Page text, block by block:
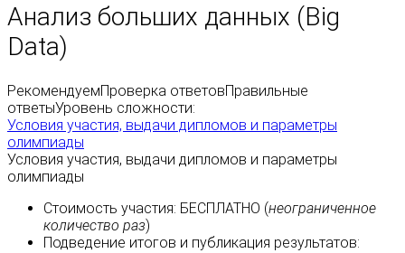
Анализ больших данных (Big
Data)
РекомендуемПроверка ответовПравильные
ответыУровень сложности:
Условия участия, выдачи дипломов и параметры
олимпиады
Условия участия, выдачи дипломов и параметры
олимпиады
Стоимость участия: БЕСПЛАТНО (неограниченное
количество раз)
Подведение итогов и публикация результатов: